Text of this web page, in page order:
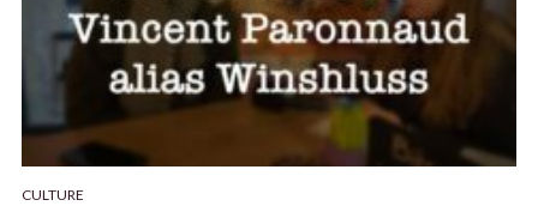
CULTURE